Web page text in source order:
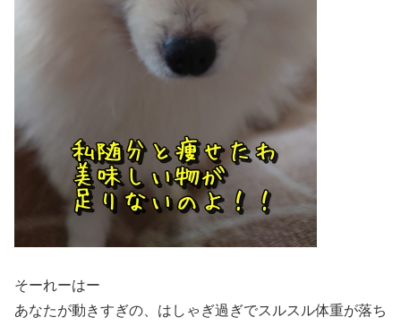
そーれーはー
あなたが動きすぎの、はしゃぎ過ぎでスルスル体重が落ち